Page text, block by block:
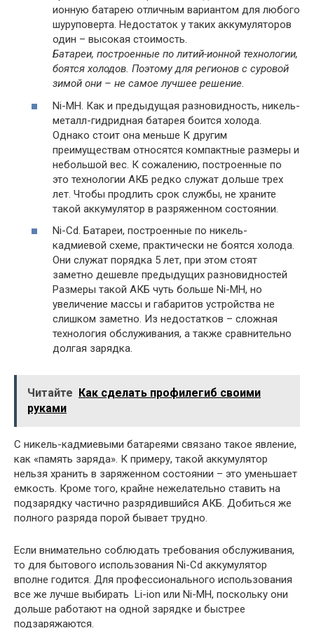
ионную батарею отличным вариантом для любого
шуруповерта. Недостаток у таких аккумуляторов
один – высокая стоимость.
Батареи, построенные по литий-ионной технологии,
боятся холодов. Поэтому для регионов с суровой
зимой они – не самое лучшее решение.
Ni-MH. Как и предыдущая разновидность, никель-
металл-гидридная батарея боится холода.
Однако стоит она меньше К другим
преимуществам относятся компактные размеры и
небольшой вес. К сожалению, построенные по
это технологии АКБ редко служат дольше трех
лет. Чтобы продлить срок службы, не храните
такой аккумулятор в разряженном состоянии.
Ni-Cd. Батареи, построенные по никель-
кадмиевой схеме, практически не боятся холода.
Они служат порядка 5 лет, при этом стоят
заметно дешевле предыдущих разновидностей
Размеры такой АКБ чуть больше Ni-MH, но
увеличение массы и габаритов устройства не
слишком заметно. Из недостатков – сложная
технология обслуживания, а также сравнительно
долгая зарядка.
Читайте
Как сделать профилегиб своими
руками
С никель-кадмиевыми батареями связано такое явление,
как «память заряда». К примеру, такой аккумулятор
нельзя хранить в заряженном состоянии – это уменьшает
емкость. Кроме того, крайне нежелательно ставить на
подзарядку частично разрядившийся АКБ. Добиться же
полного разряда порой бывает трудно.
Если внимательно соблюдать требования обслуживания,
то для бытового использования Ni-Cd аккумулятор
вполне годится. Для профессионального использования
все же лучше выбирать Li-ion или Ni-MH, поскольку они
дольше работают на одной зарядке и быстрее
подзаряжаются.